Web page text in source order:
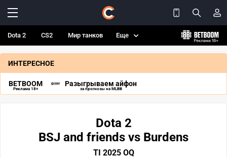
Dota 2 CS2 Мир танков Еще
ИНТЕРЕСНОЕ
BETBOOM
Реклама 18+
Разыгрываем айфон
за прогнозы на MLBB
Dota 2
BSJ and friends vs Burdens
TI 2025 OQ